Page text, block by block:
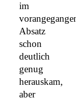
im
Absatz
schon
deutlich
genug
herauskam,
aber